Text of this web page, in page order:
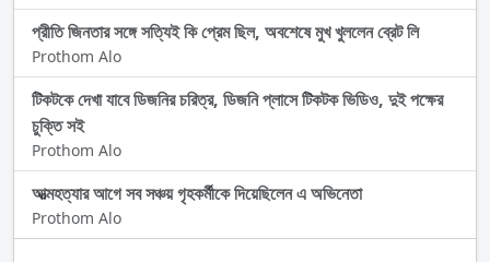
প্রীতি জিনতার সঙ্গে সত্যিই কি প্রেম ছিল, অবশেষে মুখ খুললেন ব্রেট লি
Prothom Alo
টিকটকে দেখা যাবে ডিজনির চরিত্র, ডিজনি প্লাসে টিকটক ভিডিও, দুই পক্ষের
চুক্তি সই
Prothom Alo
আত্মহত্যার আগে সব সঞ্চয় গৃহকর্মীকে দিয়েছিলেন এ অভিনেতা
Prothom Alo